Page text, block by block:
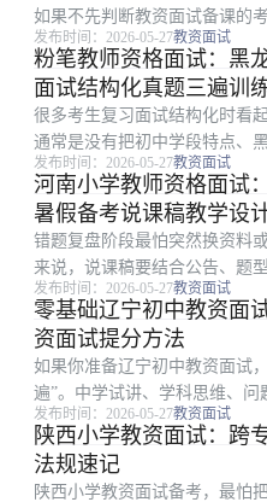
如果不先判断教资面试备课的
体现在分数或表现上。围绕两
定高频环节，再安排背诵、刷
什么：教资面试备...
发布时间：2026-05-27教资面试
粉笔教师资格面试：黑
面试结构化真题三遍训
很多考生复习面试结构化时看
通常是没有把初中学段特点、
起来。本文只解决一个具体问
天执行、能复盘、能改进的动
试结构化 围绕黑...
发布时间：2026-05-27教资面试
河南小学教师资格面试
暑假备考说课稿教学设
错题复盘阶段最怕突然换资料
来说，说课稿要结合公告、题
口号，只讲零基础考生能直接
一、为什么零基础考生容易学
试，零基础考生应先...
发布时间：2026-05-27教资面试
零基础辽宁初中教资面
资面试提分方法
如果你准备辽宁初中教资面试
遍”。中学试讲、学科思维、问
杂，但真正影响结果的是少数
片时间复习表切入，把备考拆
倒推复习重点：中...
发布时间：2026-05-27教资面试
陕西小学教资面试：跨
法规速记
陕西小学教资面试备考，最怕